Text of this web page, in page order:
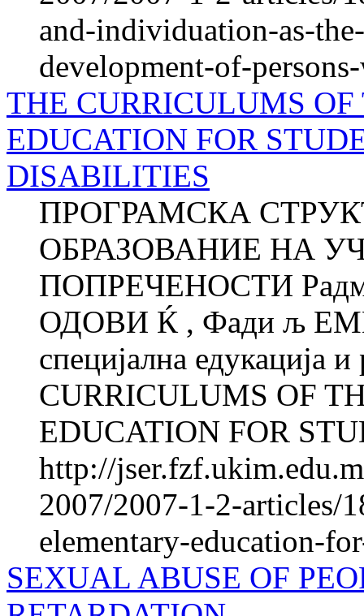
and-individuation-as-
development-of-
THE CURRICULUMS
EDUCATION FOR
DISABILITIES
ПРОГРАМСКА
ОБРАЗОВАНИЕ НА
ПОПРЕЧЕНОСТИ
ОДОВИ Ќ , Фади љ
специјална едукација
CURRICULUMS OF
EDUCATION FOR
http://
2007/2007-1-2-articles/
elementary-education-
SEXUAL ABUSE OF